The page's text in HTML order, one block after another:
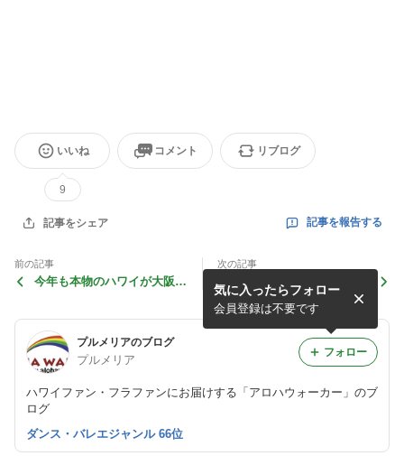
いいね
9
コメント リブログ
記事をシェア 記事を報告する
前の記事
今年も本物のハワイが大阪へ
次の記事
アロハウォーカーのトピック
スと関西のイベント情報で
す！
プルメリアのブログ
プルメリア
ハワイファン・フラファンにお届けする「アロハウォーカー」のブ
ログ
気に入ったらフォロー
会員登録は不要です
フォロー
ダンス・バレエジャンル 66位